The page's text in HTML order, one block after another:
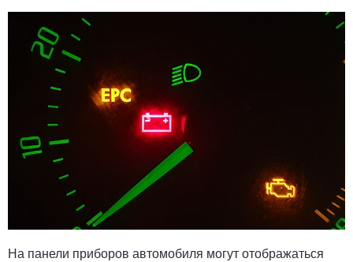
На панели приборов автомобиля могут отображаться